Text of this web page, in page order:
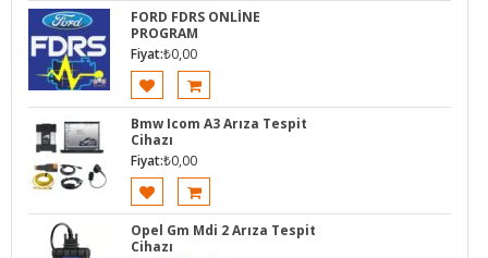
FORD FDRS ONLİNE
PROGRAM
Fiyat:₺0,00
Bmw Icom A3 Arıza Tespit
Cihazı
Fiyat:₺0,00
Opel Gm Mdi 2 Arıza Tespit
Cihazı